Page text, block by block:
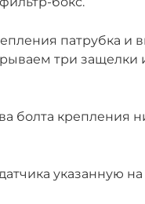
патрубка и
три
болта крепления
указанную